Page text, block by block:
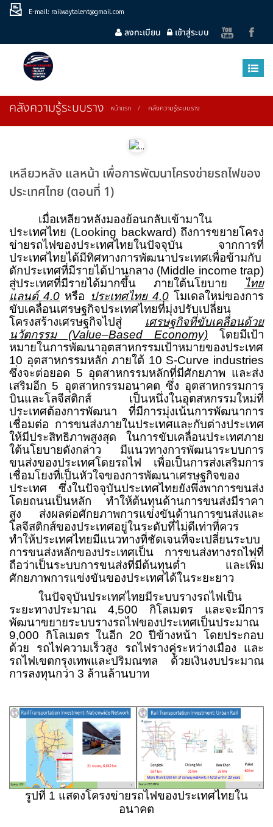
E-mail: railwaytalent@gmail.com
เข้าสู่ระบบ
ลงทะเบียน
คลังความรู้ระบบราง หน้าแรก คลังความรู้ระบบราง
เหลียวหลัง แลหน้า เพื่อการพัฒนาโครงข่ายรถไฟของ
ประเทศไทย (ตอนที่ 1)
เมื่อเหลียวหลังมองย้อนกลับเข้ามาใน
ประเทศไทย (Looking backward) ถึงการขยายโครง
ข่ายรถไฟของประเทศไทยในปัจจุบัน จากการที่
ประเทศไทยได้มีทิศทางการพัฒนาประเทศเพื่อข้ามกับ
ดักประเทศที่มีรายได้ปานกลาง (Middle income trap)
สู่ประเทศที่มีรายได้มากขึ้น ภายใต้นโยบาย
ไทย
แลนด์ 4.0 หรือ ประเทศไทย 4.0โมเดลใหม่ของการ
ขับเคลื่อนเศรษฐกิจประเทศไทยที่มุ่งปรับเปลี่ยน
โครงสร้างเศรษฐกิจไปสู่ เศรษฐกิจที่ขับเคลื่อนด้วย
นวัตกรรม (Value–Based Economy) โดยมีเป้า
หมายในการพัฒนาอุตสาหกรรมเป้าหมายของประเทศ
10 อุตสาหกรรมหลัก ภายใต้ 10 S-Curve industries
ซึ่งจะต่อยอด 5 อุตสาหกรรมหลักที่มีศักยภาพ และส่ง
เสริมอีก 5 อุตสาหกรรมอนาคต ซึ่ง อุตสาหกรรมการ
บินและโลจีสติกส์ เป็นหนึ่งในอุตสหกรรมใหม่ที่
ประเทศต้องการพัฒนา ที่มีการมุ่งเน้นการพัฒนาการ
เชื่อมต่อ การขนส่งภายในประเทศและกับต่างประเทศ
ให้มีประสิทธิภาพสูงสุด ในการขับเคลื่อนประเทศภาย
ใต้นโยบายดังกล่าว มีแนวทางการพัฒนาระบบการ
ขนส่งของประเทศโดยรถไฟ เพื่อเป็นการส่งเสริมการ
เชื่อมโยงที่เป็นหัวใจของการพัฒนาเศรษฐกิจของ
ประเทศ ซึ่งในปัจจุบันประเทศไทยยังพึ่งพาการขนส่ง
โดยถนนเป็นหลัก ทำให้ต้นทุนด้านการขนส่งมีราคา
สูง ส่งผลต่อศักยภาพการแข่งขันด้านการขนส่งและ
โลจีสติกส์ของประเทศอยู่ในระดับที่ไม่ดีเท่าที่ควร
ทำให้ประเทศไทยมีแนวทางที่ชัดเจนที่จะเปลี่ยนระบบ
การขนส่งหลักของประเทศเป็น การขนส่งทางรถไฟที่
ถือว่าเป็นระบบการขนส่งที่มีต้นทุนต่ำ และเพิ่ม
ศักยภาพการแข่งขันของประเทศได้ในระยะยาว
ในปัจจุบันประเทศไทยมีระบบรางรถไฟเป็น
ระยะทางประมาณ 4,500 กิโลเมตร และจะมีการ
พัฒนาขยายระบบรางรถไฟของประเทศเป็นประมาณ
9,000 กิโลเมตร ในอีก 20ปีข้างหน้า โดยประกอบ
ด้วย รถไฟความเร็วสูง รถไฟรางคู่ระหว่างเมือง และ
รถไฟเขตกรุงเทพและปริมณฑล ด้วยเงินงบประมาณ
การลงทุนกว่า 3 ล้านล้านบาท
รูปที่ 1 แสดงโครงข่ายรถไฟของประเทศไทยใน
อนาคต